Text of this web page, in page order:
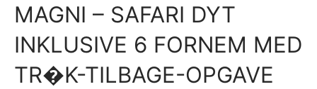
MAGNI – SAFARI DYT
INKLUSIVE 6 FORNEM MED
TR�K-TILBAGE-OPGAVE